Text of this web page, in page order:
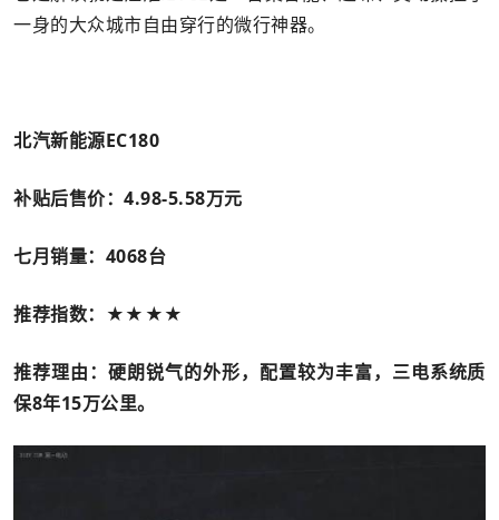
一身的大众城市自由穿行的微行神器。
北汽新能源EC180
补贴后售价：4.98-5.58万元
七月销量：4068台
推荐指数：★★★★
推荐理由：硬朗锐气的外形，配置较为丰富，三电系统质
保8年15万公里。